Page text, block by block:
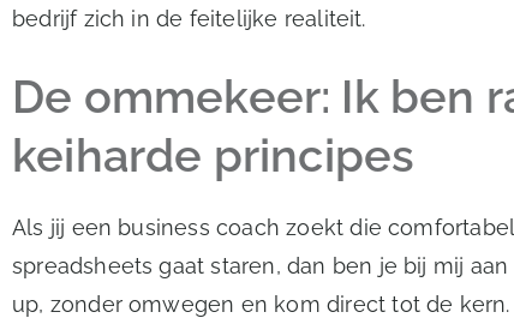
bedrijf zich in de feitelijke realiteit.
De ommekeer: Ik ben
keiharde principes
Als jij een business coach zoekt die
spreadsheets gaat staren, dan ben je bij mij
up, zonder omwegen en kom direct tot de